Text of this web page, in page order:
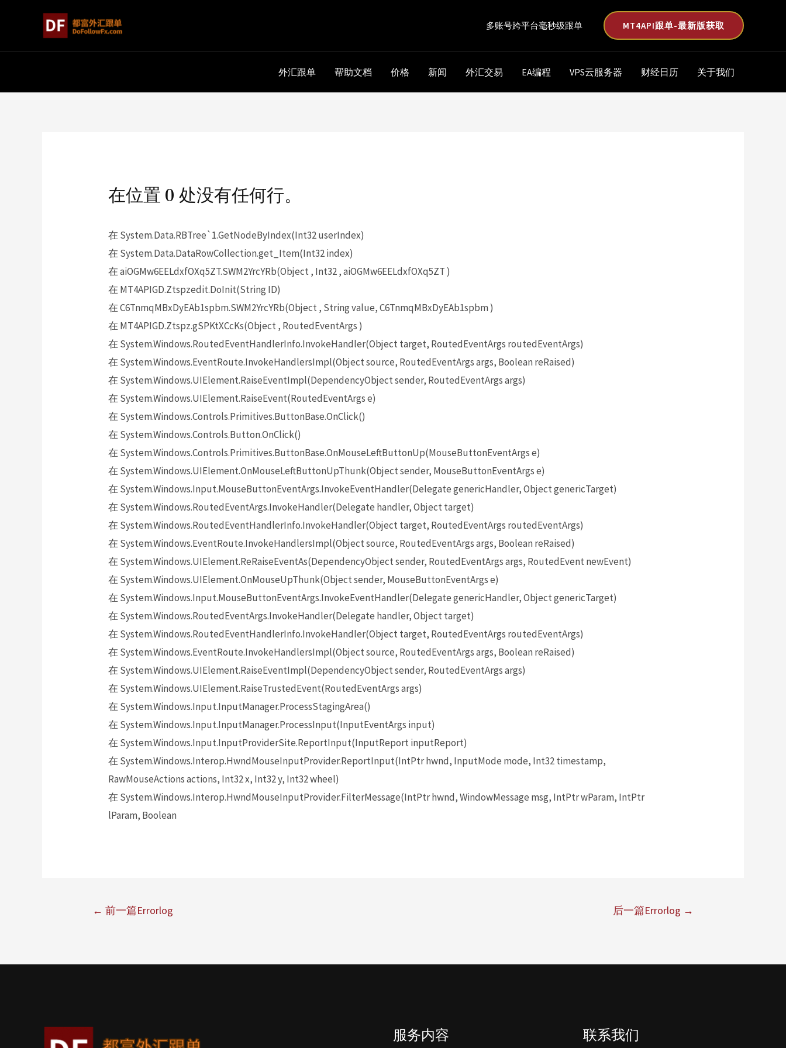
多账号跨平台毫秒级跟单 MT4API跟单-最新版获取
外汇跟单 帮助文档 价格 新闻 外汇交易 EA编程 VPS云服务器 财经日历 关于我们
在位置 0 处没有任何行。
在 System.Data.RBTree`1.GetNodeByIndex(Int32 userIndex)
在 System.Data.DataRowCollection.get_Item(Int32 index)
在 aiOGMw6EELdxfOXq5ZT.SWM2YrcYRb(Object , Int32 , aiOGMw6EELdxfOXq5ZT )
在 MT4APIGD.Ztspzedit.DoInit(String ID)
在 C6TnmqMBxDyEAb1spbm.SWM2YrcYRb(Object , String value, C6TnmqMBxDyEAb1spbm )
在 MT4APIGD.Ztspz.gSPKtXCcKs(Object , RoutedEventArgs )
在 System.Windows.RoutedEventHandlerInfo.InvokeHandler(Object target, RoutedEventArgs routedEventArgs)
在 System.Windows.EventRoute.InvokeHandlersImpl(Object source, RoutedEventArgs args, Boolean reRaised)
在 System.Windows.UIElement.RaiseEventImpl(DependencyObject sender, RoutedEventArgs args)
在 System.Windows.UIElement.RaiseEvent(RoutedEventArgs e)
在 System.Windows.Controls.Primitives.ButtonBase.OnClick()
在 System.Windows.Controls.Button.OnClick()
在 System.Windows.Controls.Primitives.ButtonBase.OnMouseLeftButtonUp(MouseButtonEventArgs e)
在 System.Windows.UIElement.OnMouseLeftButtonUpThunk(Object sender, MouseButtonEventArgs e)
在 System.Windows.Input.MouseButtonEventArgs.InvokeEventHandler(Delegate genericHandler, Object genericTarget)
在 System.Windows.RoutedEventArgs.InvokeHandler(Delegate handler, Object target)
在 System.Windows.RoutedEventHandlerInfo.InvokeHandler(Object target, RoutedEventArgs routedEventArgs)
在 System.Windows.EventRoute.InvokeHandlersImpl(Object source, RoutedEventArgs args, Boolean reRaised)
在 System.Windows.UIElement.ReRaiseEventAs(DependencyObject sender, RoutedEventArgs args, RoutedEvent newEvent)
在 System.Windows.UIElement.OnMouseUpThunk(Object sender, MouseButtonEventArgs e)
在 System.Windows.Input.MouseButtonEventArgs.InvokeEventHandler(Delegate genericHandler, Object genericTarget)
在 System.Windows.RoutedEventArgs.InvokeHandler(Delegate handler, Object target)
在 System.Windows.RoutedEventHandlerInfo.InvokeHandler(Object target, RoutedEventArgs routedEventArgs)
在 System.Windows.EventRoute.InvokeHandlersImpl(Object source, RoutedEventArgs args, Boolean reRaised)
在 System.Windows.UIElement.RaiseEventImpl(DependencyObject sender, RoutedEventArgs args)
在 System.Windows.UIElement.RaiseTrustedEvent(RoutedEventArgs args)
在 System.Windows.Input.InputManager.ProcessStagingArea()
在 System.Windows.Input.InputManager.ProcessInput(InputEventArgs input)
在 System.Windows.Input.InputProviderSite.ReportInput(InputReport inputReport)
在 System.Windows.Interop.HwndMouseInputProvider.ReportInput(IntPtr hwnd, InputMode mode, Int32 timestamp,
RawMouseActions actions, Int32 x, Int32 y, Int32 wheel)
在 System.Windows.Interop.HwndMouseInputProvider.FilterMessage(IntPtr hwnd, WindowMessage msg, IntPtr wParam, IntPtr
lParam, Boolean
← 前一篇Errorlog 后一篇Errorlog →
服务内容 联系我们